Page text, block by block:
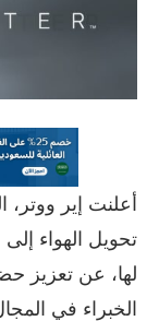
أعلنت إير ووتر،
تحويل الهواء
لها، عن تعزيز
الخبراء في